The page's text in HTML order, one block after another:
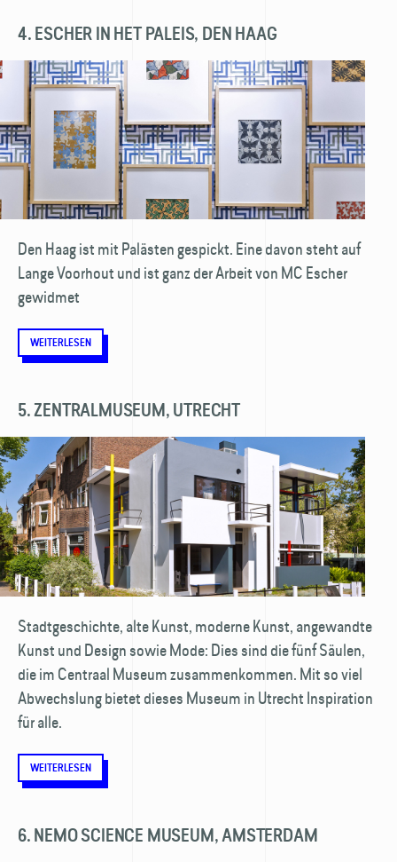
4. ESCHER IN HET PALEIS, DEN HAAG
Den Haag ist mit Palästen gespickt. Eine davon steht auf
Lange Voorhout und ist ganz der Arbeit von MC Escher
gewidmet
WEITERLESEN
5. ZENTRALMUSEUM, UTRECHT
Stadtgeschichte, alte Kunst, moderne Kunst, angewandte
Kunst und Design sowie Mode: Dies sind die fünf Säulen,
die im Centraal Museum zusammenkommen. Mit so viel
Abwechslung bietet dieses Museum in Utrecht Inspiration
für alle.
WEITERLESEN
6. NEMO SCIENCE MUSEUM, AMSTERDAM